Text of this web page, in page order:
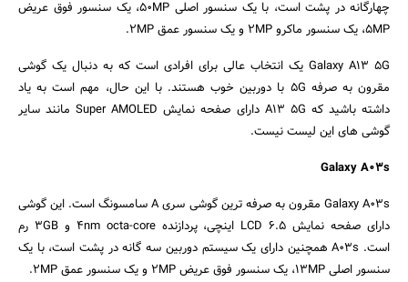
چهارگانه در پشت است، با یک سنسور اصلی 50MP، یک سنسور فوق عریض
5MP، یک سنسور ماکرو 2MP و یک سنسور عمق 2MP.
Galaxy A13 5G یک انتخاب عالی برای افرادی است که به دنبال یک گوشی
مقرون به صرفه 5G با دوربین خوب هستند. با این حال، مهم است به یاد
داشته باشید که A13 5G دارای صفحه نمایش Super AMOLED مانند سایر
گوشی های این لیست نیست.
Galaxy A03s
Galaxy A03s مقرون به صرفه ترین گوشی سری A سامسونگ است. این گوشی
دارای صفحه نمایش LCD 6.5 اینچی، پردازنده 4nm octa-core و 3GB رم
است. A03s همچنین دارای یک سیستم دوربین سه گانه در پشت است، با یک
سنسور اصلی 13MP، یک سنسور فوق عریض 2MP و یک سنسور عمق 2MP.